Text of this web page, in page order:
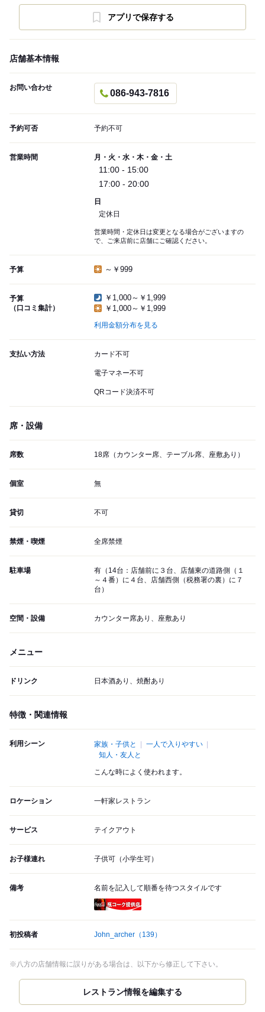
アプリで保存する
店舗基本情報
お問い合わせ
086-943-7816
予約可否 予約不可
営業時間 月・火・水・木・金・土
11:00 - 15:00
17:00 - 20:00
日
定休日
営業時間・定休日は変更となる場合がございますの
で、ご来店前に店舗にご確認ください。
予算 ～￥999
予算
（口コミ集計）
￥1,000～￥1,999
￥1,000～￥1,999
利用金額分布を見る
支払い方法 カード不可
電子マネー不可
QRコード決済不可
席・設備
席数 18席（カウンター席、テーブル席、座敷あり）
個室 無
貸切 不可
禁煙・喫煙 全席禁煙
駐車場
有（14台：店舗前に３台、店舗東の道路側（１
～４番）に４台、店舗西側（税務署の裏）に７
台）
空間・設備 カウンター席あり、座敷あり
メニュー
ドリンク 日本酒あり、焼酎あり
特徴・関連情報
利用シーン 家族・子供と
一人で入りやすい
知人・友人と
こんな時によく使われます。
ロケーション 一軒家レストラン
サービス テイクアウト
お子様連れ 子供可（小学生可）
備考
名前を記入して順番を待つスタイルです
初投稿者 John_archer （139）
※八方の店舗情報に誤りがある場合は、以下から修正して下さい。